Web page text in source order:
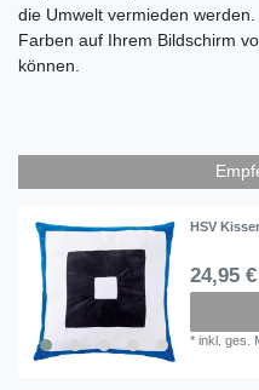
die Umwelt vermieden
Farben auf Ihrem Bildschirm
können.
HSV
24,95
*inkl. ges.